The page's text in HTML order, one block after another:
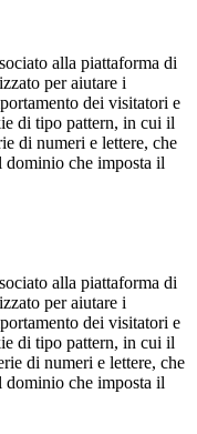
alla piattaforma di
per aiutare i
dei visitatori e
di tipo pattern, in cui il
di numeri e lettere, che
che imposta il
alla piattaforma di
per aiutare i
dei visitatori e
di tipo pattern, in cui il
di numeri e lettere, che
che imposta il